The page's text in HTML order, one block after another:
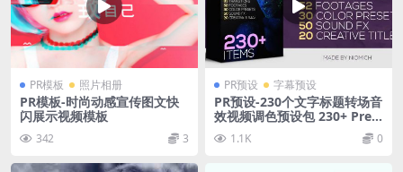
PR模板 照片相册
PR模板-时尚动感宣传图文快
闪展示视频模板
342 3
PR预设 字幕预设
PR预设-230个文字标题转场音
效视频调色预设包 230+ Pre
miere Pro Elements Big Pa
ck 1.1K 0